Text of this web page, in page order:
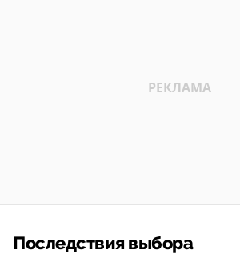
Последствия выбора